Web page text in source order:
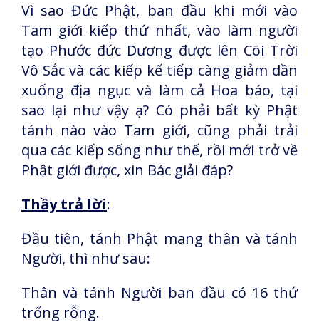
Vì sao Đức Phật, ban đầu khi mới vào
Tam giới kiếp thứ nhất, vào làm người
tạo Phước đức Dương được lên Cõi Trời
Vô Sắc và các kiếp kế tiếp càng giảm dần
xuống địa ngục và làm cả Hoa báo, tại
sao lại như vậy ạ? Có phải bất kỳ Phật
tánh nào vào Tam giới, cũng phải trải
qua các kiếp sống như thế, rồi mới trở về
Phật giới được, xin Bác giải đáp?
Thầy trả lời:
Đầu tiên, tánh Phật mang thân và tánh
Người, thì như sau:
Thân và tánh Người ban đầu có 16 thứ
trống rỗng.